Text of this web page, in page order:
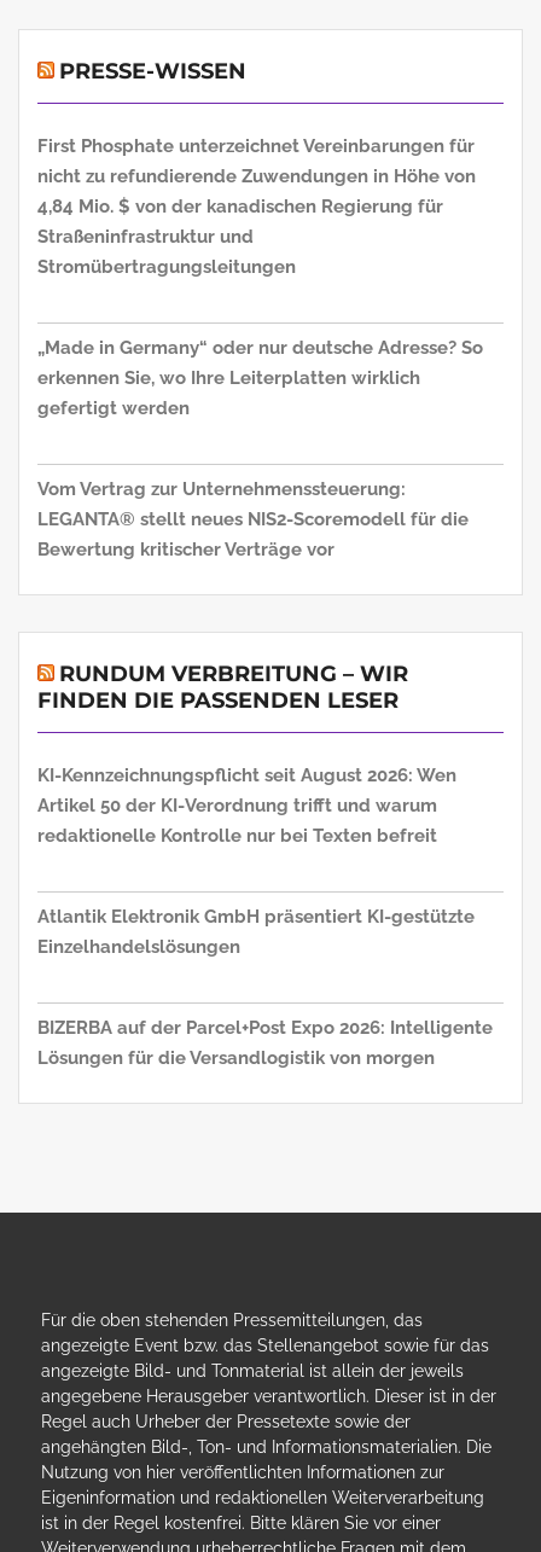
PRESSE-WISSEN
First Phosphate unterzeichnet Vereinbarungen für
nicht zu refundierende Zuwendungen in Höhe von
4,84 Mio. $ von der kanadischen Regierung für
Straßeninfrastruktur und
Stromübertragungsleitungen
„Made in Germany“ oder nur deutsche Adresse? So
erkennen Sie, wo Ihre Leiterplatten wirklich
gefertigt werden
Vom Vertrag zur Unternehmenssteuerung:
LEGANTA® stellt neues NIS2-Scoremodell für die
Bewertung kritischer Verträge vor
RUNDUM VERBREITUNG – WIR
FINDEN DIE PASSENDEN LESER
KI-Kennzeichnungspflicht seit August 2026: Wen
Artikel 50 der KI-Verordnung trifft und warum
redaktionelle Kontrolle nur bei Texten befreit
Atlantik Elektronik GmbH präsentiert KI-gestützte
Einzelhandelslösungen
BIZERBA auf der Parcel+Post Expo 2026: Intelligente
Lösungen für die Versandlogistik von morgen
Für die oben stehenden Pressemitteilungen, das
angezeigte Event bzw. das Stellenangebot sowie für das
angezeigte Bild- und Tonmaterial ist allein der jeweils
angegebene Herausgeber verantwortlich. Dieser ist in der
Regel auch Urheber der Pressetexte sowie der
angehängten Bild-, Ton- und Informationsmaterialien. Die
Nutzung von hier veröffentlichten Informationen zur
Eigeninformation und redaktionellen Weiterverarbeitung
ist in der Regel kostenfrei. Bitte klären Sie vor einer
Weiterverwendung urheberrechtliche Fragen mit dem